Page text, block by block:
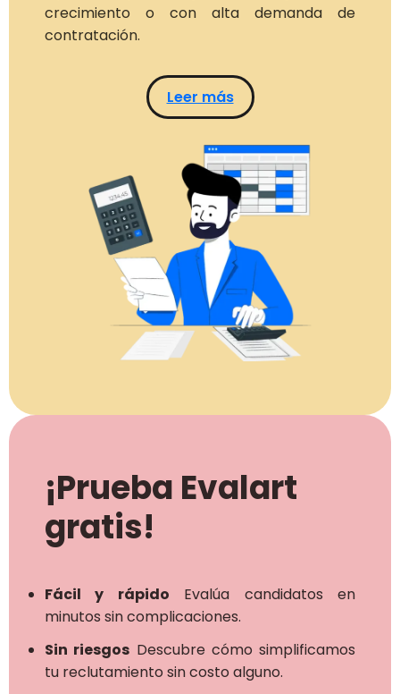
crecimiento o con alta demanda de
contratación.
Leer más
¡Prueba Evalart
gratis!
Fácil y rápido Evalúa candidatos en
minutos sin complicaciones.
Sin riesgos Descubre cómo simplificamos
tu reclutamiento sin costo alguno.